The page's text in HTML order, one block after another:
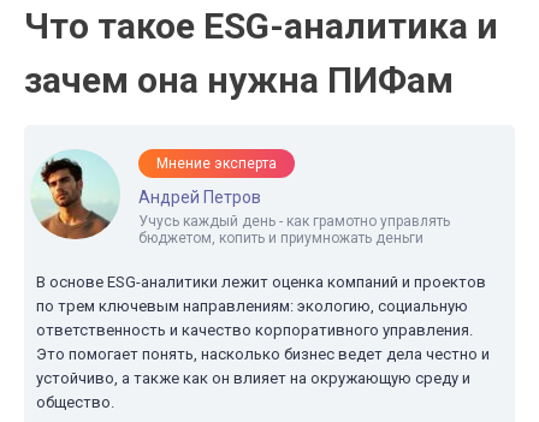
Что такое ESG-аналитика и
зачем она нужна ПИФам
Мнение эксперта
Андрей Петров
Учусь каждый день - как грамотно управлять
бюджетом, копить и приумножать деньги
В основе ESG-аналитики лежит оценка компаний и проектов
по трем ключевым направлениям: экологию, социальную
ответственность и качество корпоративного управления.
Это помогает понять, насколько бизнес ведет дела честно и
устойчиво, а также как он влияет на окружающую среду и
общество.